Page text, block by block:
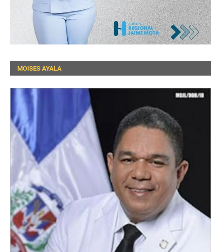
MOISES AYALA